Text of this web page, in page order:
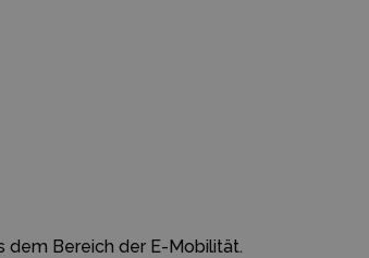
dem Bereich der E-Mobilität.